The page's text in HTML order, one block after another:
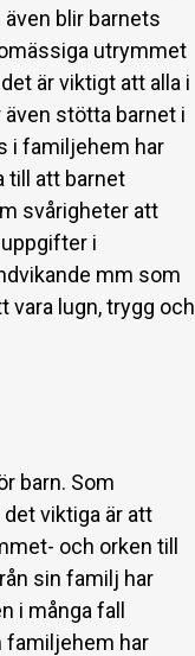
blir barnets
utrymmet
är viktigt att alla i
stötta barnet i
i familjehem har
till att barnet
svårigheter att
i
mm som
vara lugn, trygg och
barn. Som
viktiga är att
och orken till
sin familj har
i många fall
familjehem har